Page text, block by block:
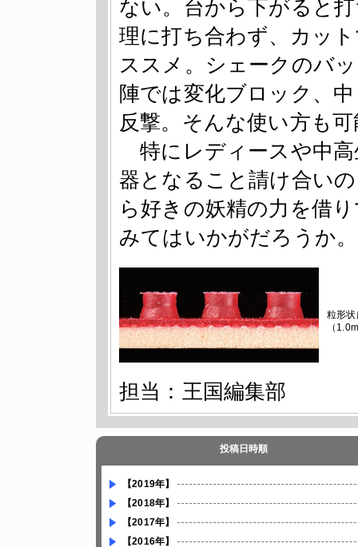
ない。台から下がると
理に打ち合わず、カッ
ススメ。シェークのバ
陣では変化ブロック、
反撃。そんな使い方も
特にレディースや中高
器となること請け合い
ら好きの妖精の力を借
みてはいかがだろうか。
粒形
（
担当：王国編集部
投稿日時順
【2019年】
【2018年】
【2017年】
【2016年】